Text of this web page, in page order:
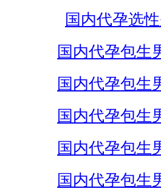
国内代孕选
国内代孕包生
国内代孕包生
国内代孕包生
国内代孕包生
国内代孕包生